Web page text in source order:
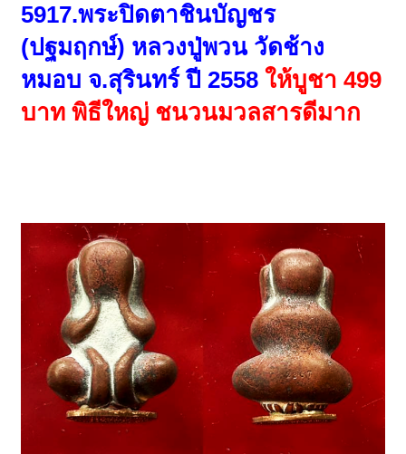
5917.พระปิดตาชินบัญชร
(ปฐมฤกษ์) หลวงปู่พวน วัดช้าง
หมอบ จ.สุรินทร์ ปี 2558ให้บูชา 499
บาท พิธีใหญ่ ชนวนมวลสารดีมาก